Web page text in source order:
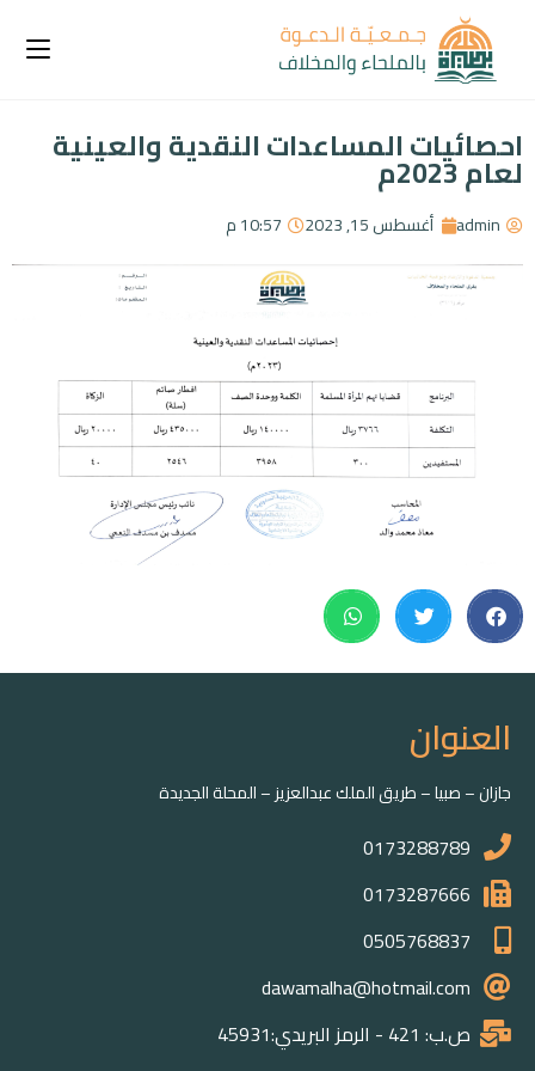
احصائيات المساعدات النقدية والعينية
لعام 2023م
admin أغسطس 15, 2023 10:57 م
العنوان
جازان – صبيا – طريق الملك عبدالعزيز – المحلة الجديدة
0173288789
0173287666
0505768837
dawamalha@hotmail.com
ص.ب: 421 - الرمز البريدي:45931